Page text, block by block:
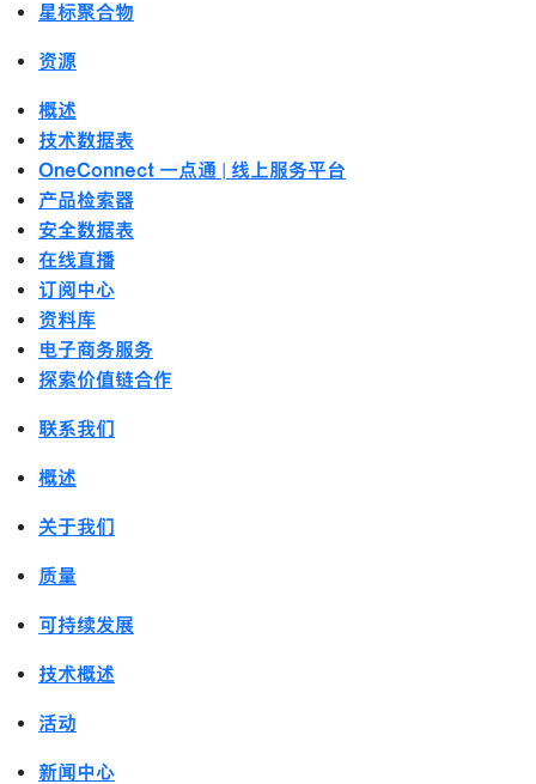
星标聚合物
资源
概述
技术数据表
OneConnect 一点通 | 线上服务平台
产品检索器
安全数据表
在线直播
订阅中心
资料库
电子商务服务
探索价值链合作
联系我们
概述
关于我们
质量
可持续发展
技术概述
活动
新闻中心